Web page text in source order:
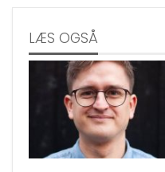
LÆS OGSÅ